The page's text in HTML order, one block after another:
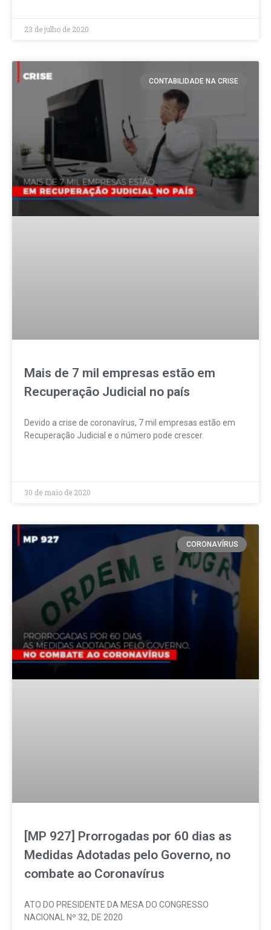
23 de julho de 2020
CONTABILIDADE NA CRISE
Mais de 7 mil empresas estão em
Recuperação Judicial no país
Devido a crise de coronavírus, 7 mil empresas estão em
Recuperação Judicial e o número pode crescer.
30 de maio de 2020
CORONAVÍRUS
[MP 927] Prorrogadas por 60 dias as
Medidas Adotadas pelo Governo, no
combate ao Coronavírus
ATO DO PRESIDENTE DA MESA DO CONGRESSO
NACIONAL Nº 32, DE 2020